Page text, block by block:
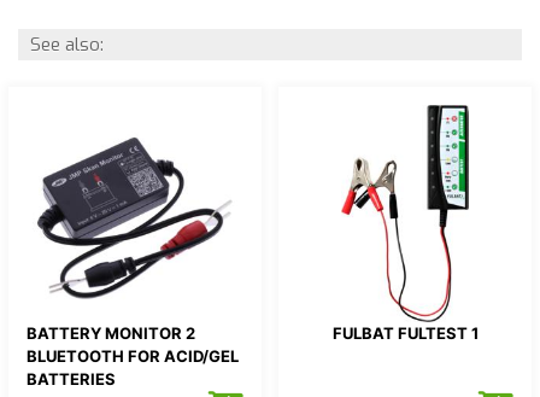
See also:
BATTERY MONITOR 2
BLUETOOTH FOR ACID/GEL
BATTERIES
FULBAT FULTEST 1